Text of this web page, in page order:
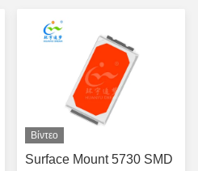
Βίντεο
Surface Mount 5730 SMD